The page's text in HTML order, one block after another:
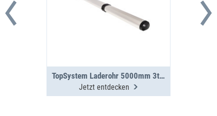
TopSystem Laderohr 5000mm 3teilig
Jetzt entdecken